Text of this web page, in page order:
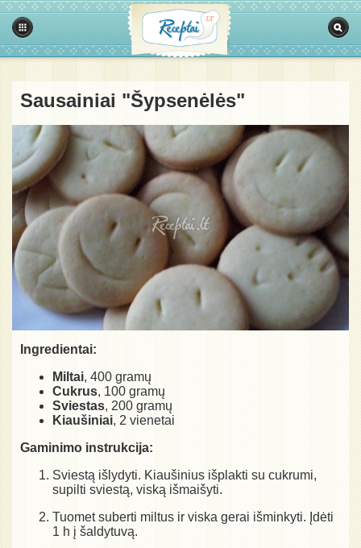
Sausainiai "Šypsenėlės"
Ingredientai:
Miltai, 400 gramų
Cukrus, 100 gramų
Sviestas, 200 gramų
Kiaušiniai, 2 vienetai
Gaminimo instrukcija:
Sviestą išlydyti. Kiaušinius išplakti su cukrumi,
supilti sviestą, viską išmaišyti.
Tuomet suberti miltus ir viska gerai išminkyti. Įdėti
1 h į šaldytuvą.